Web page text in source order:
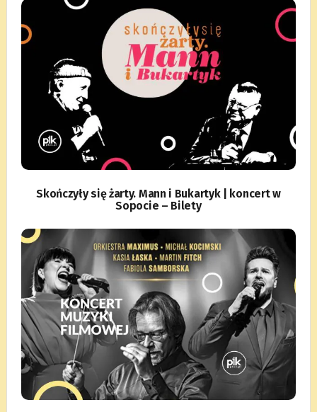
Skończyły się żarty. Mann i Bukartyk | koncert w
Sopocie – Bilety